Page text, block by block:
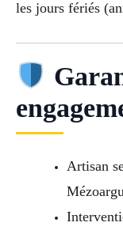
les jours fériés
Artisan